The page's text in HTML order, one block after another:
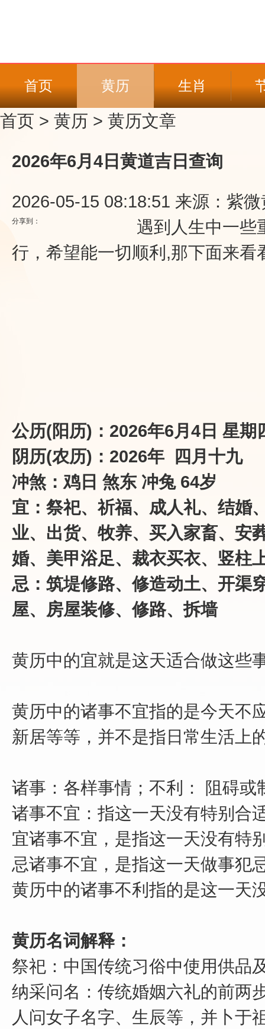
首页 黄历 生肖
首页 > 黄历 > 黄历文章
2026年6月4日黄道吉日查询
2026-05-15 08:18:51 来源：紫
分享到：
遇到人生中一些重
行，希望能一切顺利,那下面来
公历(阳历)：2026年6月4日 星期
阴历(农历)：2026年 四月十九
冲煞：鸡日 煞东 冲兔 64岁
宜：祭祀、祈福、成人礼、结婚
业、出货、牧养、买入家畜、安
婚、美甲浴足、裁衣买衣、竖柱
忌：筑堤修路、修造动土、开渠
屋、房屋装修、修路、拆墙
黄历中的宜就是这天适合做这些
黄历中的诸事不宜指的是今天不
新居等等，并不是指日常生活上
诸事：各样事情；不利： 阻碍或
诸事不宜：指这一天没有特别合
宜诸事不宜，是指这一天没有特
忌诸事不宜，是指这一天做事犯
黄历中的诸事不利指的是这一天
黄历名词解释：
祭祀：中国传统习俗中使用供品
纳采问名：传统婚姻六礼的前两
人问女子名字、生辰等，并卜于